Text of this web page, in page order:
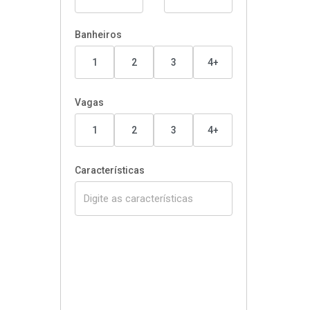
Banheiros
1 2 3 4+
Vagas
1 2 3 4+
Características